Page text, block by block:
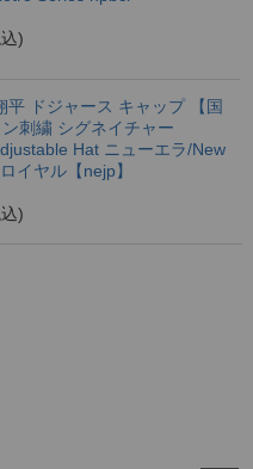
)
平 ドジャース キャップ 【国
刺繍 シグネイチャー
Hat ニューエラ/New
イヤル【nejp】
)